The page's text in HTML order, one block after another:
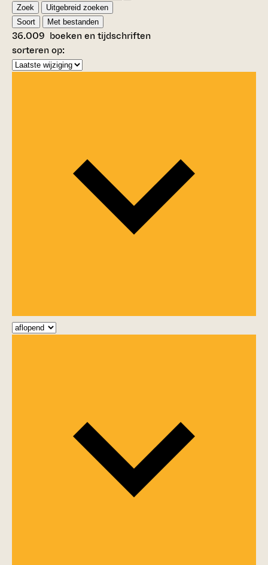
Zoek
Uitgebreid zoeken
Soort
Met bestanden
36.009 boeken en tijdschriften
sorteren op: